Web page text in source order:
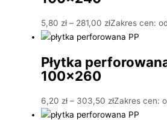
5,80 zł – 281,00 złZakres cen:
Płytka
100×260
6,20 zł – 303,50 złZakres cen: